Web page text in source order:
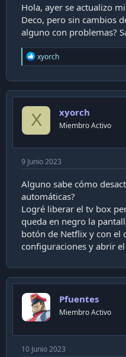
Hola, ayer se actualizo mi
Deco, pero sin cambios
alguno con problemas?
R
e
c
t
o
n
xyorch
X xyorch
Miembro Activo
9 Junio 2023
Alguno sabe cómo
automáticas?
Logré liberar el tv box
queda en negro la
botón de Netflix y con el
configuraciones y abrir
Pfuentes
Miembro Activo
10 Junio 2023